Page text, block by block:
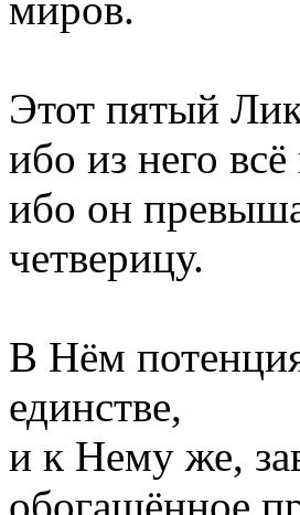
миров.
Этот пятый
ибо из него
ибо он
четверицу.
В Нём
единстве,
и к Нему же,